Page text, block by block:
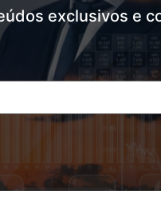
exclusivos e